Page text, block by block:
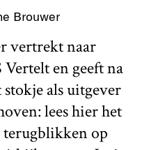
Brouwer
vertrekt naar
Vertelt en geeft na
als uitgever
lees hier het
terugblikken op